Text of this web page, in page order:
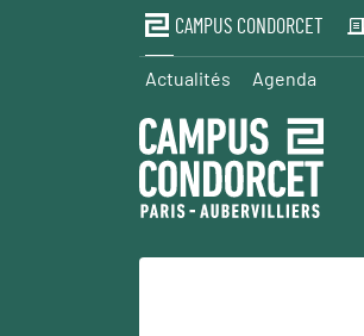
CAMPUS CONDORCET
Actualités Agenda